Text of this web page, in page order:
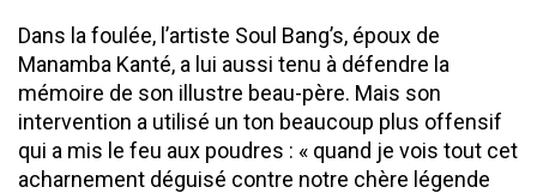
​Dans la foulée, l’artiste Soul Bang’s, époux de
Manamba Kanté, a lui aussi tenu à défendre la
mémoire de son illustre beau-père. Mais son
intervention a utilisé un ton beaucoup plus offensif
qui a mis le feu aux poudres : « quand je vois tout cet
acharnement déguisé contre notre chère légende